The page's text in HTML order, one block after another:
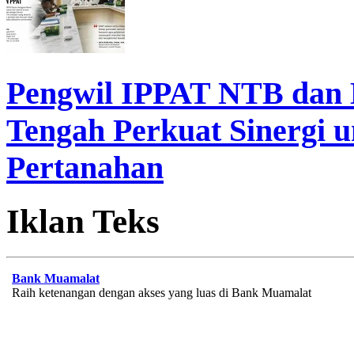
Pengwil IPPAT NTB
Tengah Perkuat Sinergi
Pertanahan
Iklan Teks
Bank Muamalat
Raih ketenangan dengan akses yang luas di Bank Muamalat